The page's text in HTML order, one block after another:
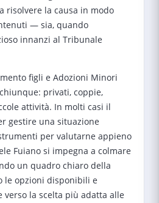
risolvere la causa in modo
— sia, quando
innanzi al Tribunale
figli e Adozioni Minori
privati, coppie,
attività. In molti casi il
gestire una situazione
per valutarne appieno
Fuiano si impegna a colmare
un quadro chiaro della
le opzioni disponibili e
la scelta più adatta alle